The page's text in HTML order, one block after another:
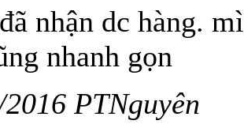
nhận dc hàng.
nhanh gọn
PTNguyên